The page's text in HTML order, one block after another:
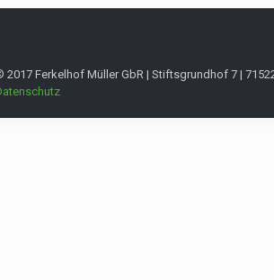
2017 Ferkelhof Müller GbR | Stiftsgrundhof 7 |